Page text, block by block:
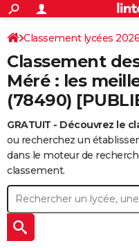
ACTUALITÉS
Politique
Société
Faits Divers
Education
Monde
Villes
+
SPORT
Coupe du monde 2026
Football
Tennis
Cyclisme
Rugby
Forum
CULTURE
Programme TV
TNT
Streaming
Cinéma
Sorties cinéma
Musique
+
FINANCE
Retraite
Impôts
Epargne
Immobilier
Risques naturels par ville
Banque
Assurance
Crédit
AUTO
Essais
Réserver un essai
Citadines
Berlines
SUV
Forum auto
+
HIGH-TECH
BRICOLAGE
Forum
Aménagement intérieur
Extérieur
Cuisine
Salle de bains
Jardinage
Rangement
+WEEK-END
Guides de France
Escapades
Patrimoine
Expositions
Musées
Week-end nature
+
LIFESTYLE
Classement lycées 2026
Classement
Méré : les
(78490)
GRATUIT - Découvrez le
ou recherchez un
dans le moteur de
classement.